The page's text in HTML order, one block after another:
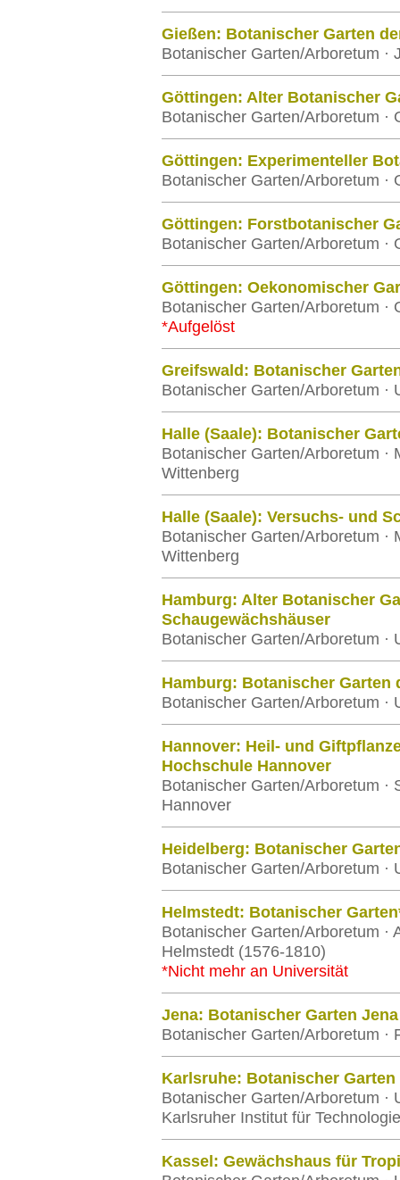
Gießen: Botanischer Garten
Botanischer Garten/Arboretum
Göttingen: Alter Botanischer
Botanischer Garten/Arboretum
Göttingen: Experimenteller
Botanischer Garten/Arboretum
Göttingen: Forstbotanischer
Botanischer Garten/Arboretum
Göttingen: Oekonomischer
Botanischer Garten/Arboretum
*Aufgelöst
Greifswald: Botanischer
Botanischer Garten/Arboretum ·
Halle (Saale): Botanischer
Botanischer Garten/Arboretum ·
Wittenberg
Halle (Saale): Versuchs- und
Botanischer Garten/Arboretum ·
Wittenberg
Hamburg: Alter Botanischer
Schaugewächshäuser
Botanischer Garten/Arboretum ·
Hamburg: Botanischer Garten
Botanischer Garten/Arboretum ·
Hannover: Heil- und
Hochschule Hannover
Botanischer Garten/Arboretum ·
Hannover
Heidelberg: Botanischer
Botanischer Garten/Arboretum ·
Helmstedt: Botanischer
Botanischer Garten/Arboretum ·
Helmstedt (1576-1810)
*Nicht mehr an Universität
Jena: Botanischer Garten Jena
Botanischer Garten/Arboretum
Karlsruhe: Botanischer Garten
Botanischer Garten/Arboretum ·
Karlsruher Institut für
Kassel: Gewächshaus für